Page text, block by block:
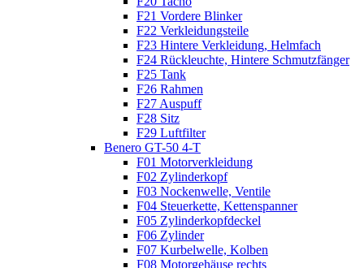
F21 Vordere Blinker
F22 Verkleidungsteile
F23 Hintere Verkleidung, Helmfach
F24 Rückleuchte, Hintere Schmutzfänger
F25 Tank
F26 Rahmen
F27 Auspuff
F28 Sitz
F29 Luftfilter
Benero GT-50 4-T
F01 Motorverkleidung
F02 Zylinderkopf
F03 Nockenwelle, Ventile
F04 Steuerkette, Kettenspanner
F05 Zylinderkopfdeckel
F06 Zylinder
F07 Kurbelwelle, Kolben
F08 Motorgehäuse rechts